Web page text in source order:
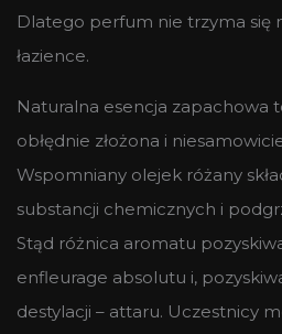
Dlatego perfum nie trzyma się
łazience.
Naturalna esencja zapachowa
obłędnie złożona i
Wspomniany olejek różany
substancji chemicznych i
Stąd różnica aromatu
enfleurage absolutu i,
destylacji – attaru. Uczestnicy